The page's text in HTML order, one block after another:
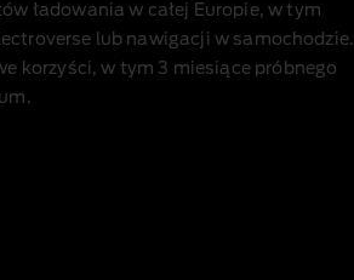
ładowania w całej Europie, w tym
lub nawigacji w samochodzie.
korzyści, w tym 3 miesiące próbnego